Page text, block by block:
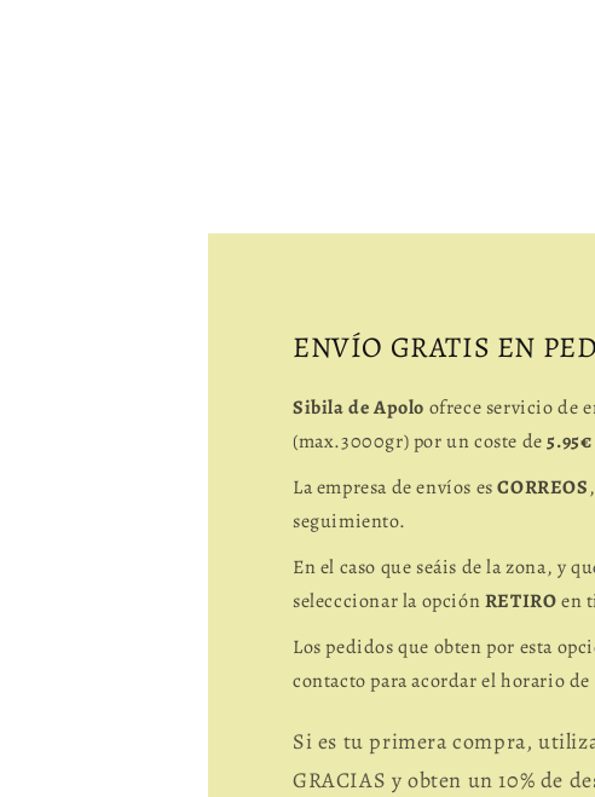
ENVÍO GRATIS EN
Sibila de Apolo ofrece servicio de
(max.3000gr) por un coste de5.95€
La empresa de envíos esCORREOS
seguimiento.
En el caso que seáis de la zona, y
selecccionar la opciónRETIROen
Los pedidos que obten por esta
contacto para acordar el horario de
Si es tu primera compra,
GRACIAS y obten un 10% de